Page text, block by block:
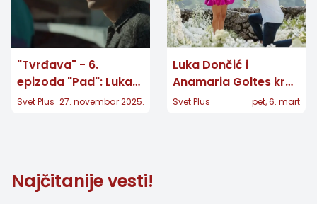
"Tvrđava" - 6.
epizoda "Pad": Luka
se lomi između
Svet Plus 27. novembar 2025.
Luka Dončić i
Anamaria Goltes kraj
ljubavi? Glasine o
Svet Plus pet, 6. mart
Najčitanije vesti!